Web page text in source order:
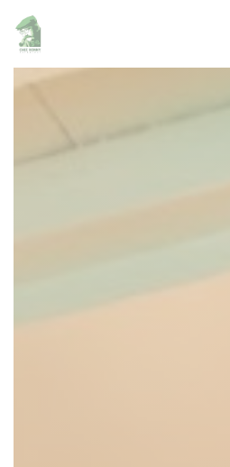
Панель управления cookies